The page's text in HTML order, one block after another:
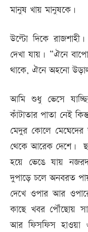
মানুষ খায় মানুষকে।
উল্টো দিকে
দেখা যায়। “ঐনে
থাকে, ঐনে অহনো
আমি শুধু ভেসে
কাঁটাতার পাতা নেই
মেদুর কোলে
থেকে আরেক দেশে।
হয়ে ভেঙে যায়
দুপাড়ে চলে অনবরত
দেখে ওপার আর
কাছে খবর পৌঁছোয়
আর ফিসফিস হাওয়া